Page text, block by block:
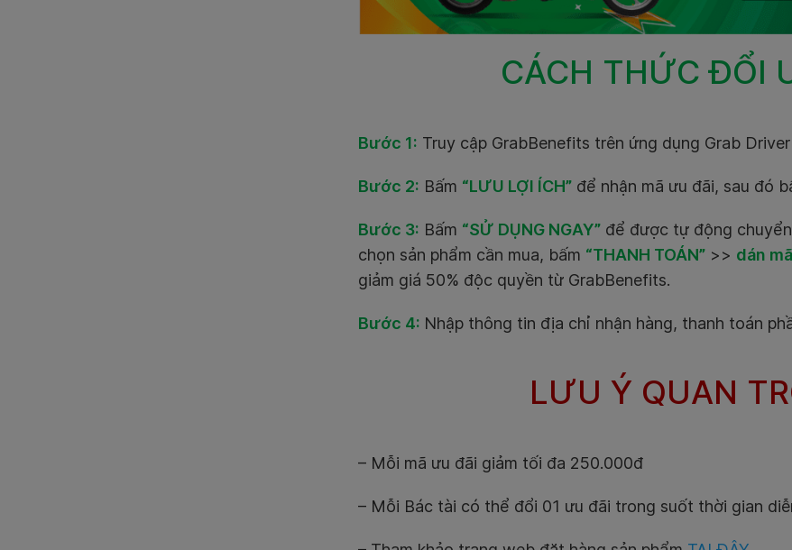
CÁCH THỨC ĐỔI
Bước 1: Truy cập GrabBenefits trên ứng dụng Grab
Bước 2: Bấm “LƯU LỢI ÍCH” để nhận mã ưu đãi, sau đó
Bước 3: Bấm “SỬ DỤNG NGAY” để được tự động
chọn sản phẩm cần mua, bấm “THANH TOÁN” >> dán
giảm giá 50% độc quyền từ GrabBenefits.
Bước 4: Nhập thông tin địa chỉ nhận hàng, thanh toán
LƯU Ý QUAN
– Mỗi mã ưu đãi giảm tối đa 250.000đ
– Mỗi Bác tài có thể đổi 01 ưu đãi trong suốt thời gian